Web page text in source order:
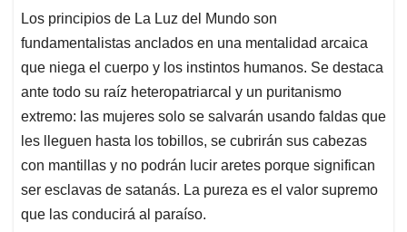
Los principios de La Luz del Mundo son
fundamentalistas anclados en una mentalidad arcaica
que niega el cuerpo y los instintos humanos. Se destaca
ante todo su raíz heteropatriarcal y un puritanismo
extremo: las mujeres solo se salvarán usando faldas que
les lleguen hasta los tobillos, se cubrirán sus cabezas
con mantillas y no podrán lucir aretes porque significan
ser esclavas de satanás. La pureza es el valor supremo
que las conducirá al paraíso.